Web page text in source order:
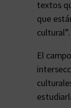
textos
que
cultural”.
El